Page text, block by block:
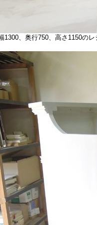
、奥行750、高さ1150のレ